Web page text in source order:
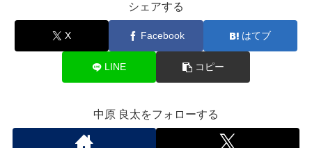
シェアする
X Facebook はてブ
LINE コピー
中原 良太をフォローする